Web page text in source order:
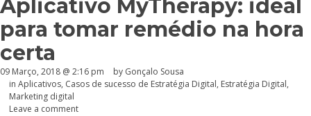
Aplicativo MyTherapy: ideal
para tomar remédio na hora
certa
09 Março, 2018 @ 2:16 pm by Gonçalo Sousa
in Aplicativos, Casos de sucesso de Estratégia Digital, Estratégia Digital,
Marketing digital
Leave a comment